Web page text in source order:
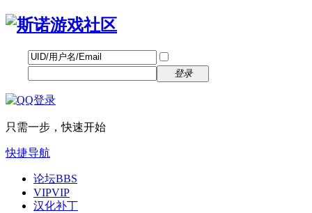
登录
只需一步，快速开始
快捷导航
论坛BBS
VIPVIP
汉化补丁